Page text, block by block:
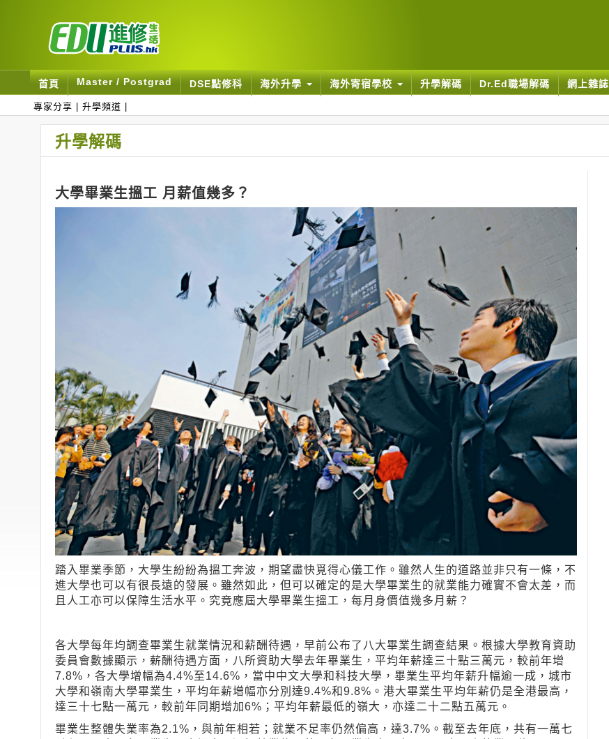
首頁 Master / Postgrad DSE點修科 海外升學 海外寄宿學校 升學解碼 Dr.Ed職場解碼 網上雜誌
專家分享 升學頻道
升學解碼
大學畢業生搵工 月薪值幾多？
踏入畢業季節，大學生紛紛為搵工奔波，期望盡快覓得心儀工作。雖然人生的道路並非只有一條，不
進大學也可以有很長遠的發展。雖然如此，但可以確定的是大學畢業生的就業能力確實不會太差，而
且人工亦可以保障生活水平。究竟應屆大學畢業生搵工，每月身價值幾多月薪？
各大學每年均調查畢業生就業情況和薪酬待遇，早前公布了八大畢業生調查結果。根據大學教育資助
委員會數據顯示，薪酬待遇方面，八所資助大學去年畢業生，平均年薪達三十點三萬元，較前年增
7.8%，各大學增幅為4.4%至14.6%，當中中文大學和科技大學，畢業生平均年薪升幅逾一成，城市
大學和嶺南大學畢業生，平均年薪增幅亦分別達9.4%和9.8%。港大畢業生平均年薪仍是全港最高，
達三十七點一萬元，較前年同期增加6%；平均年薪最低的嶺大，亦達二十二點五萬元。
畢業生整體失業率為2.1%，與前年相若；就業不足率仍然偏高，達3.7%。截至去年底，共有一萬七